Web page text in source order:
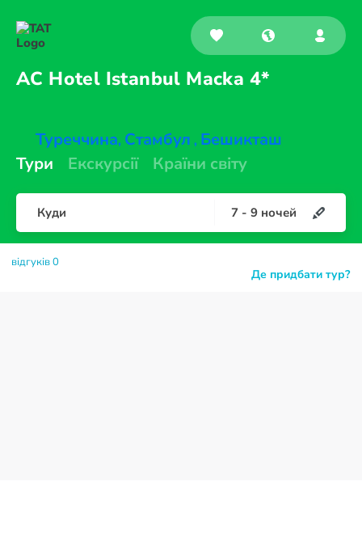
AC Hotel Istanbul Macka 4*
Туреччина, Стамбул , Бешикташ
Тури
Екскурсії Країни світу
Куди 7 - 9 ночей
Де придбати тур?
відгуків 0